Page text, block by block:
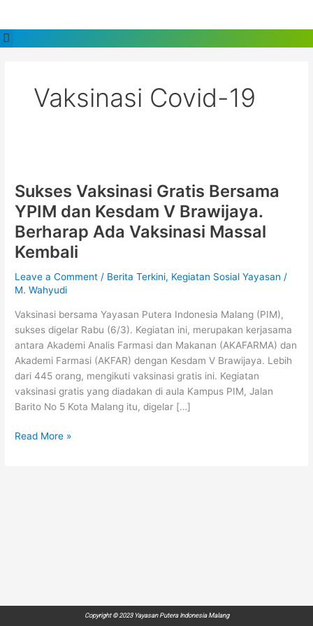
content
Menu
Vaksinasi Covid-19
Sukses Vaksinasi Gratis Bersama
YPIM dan Kesdam V Brawijaya.
Berharap Ada Vaksinasi Massal
Kembali
Leave a Comment / Berita Terkini, Kegiatan Sosial Yayasan /
M. Wahyudi
Vaksinasi bersama Yayasan Putera Indonesia Malang (PIM),
sukses digelar Rabu (6/3). Kegiatan ini, merupakan kerjasama
antara Akademi Analis Farmasi dan Makanan (AKAFARMA) dan
Akademi Farmasi (AKFAR) dengan Kesdam V Brawijaya. Lebih
dari 445 orang, mengikuti vaksinasi gratis ini. Kegiatan
vaksinasi gratis yang diadakan di aula Kampus PIM, Jalan
Barito No 5 Kota Malang itu, digelar […]
Gratis
Bersama
YPIM
dan
Kesdam
Brawijaya.
Berharap
Ada
Vaksinasi
Massal
Kembali
Read More »
Copyright © 2023 Yayasan Putera Indonesia Malang